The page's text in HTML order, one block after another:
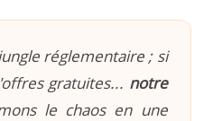
réglementaire ; si
gratuites... notre
le chaos en une